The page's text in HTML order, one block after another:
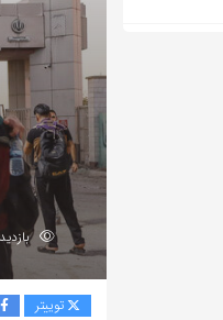
بازدید 177
توییتر